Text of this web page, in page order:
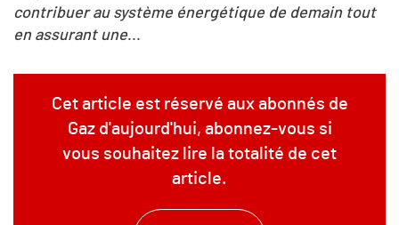
contribuer au système énergétique de demain tout
en assurant une...
Cet article est réservé aux abonnés de
Gaz d'aujourd'hui, abonnez-vous si
vous souhaitez lire la totalité de cet
article.